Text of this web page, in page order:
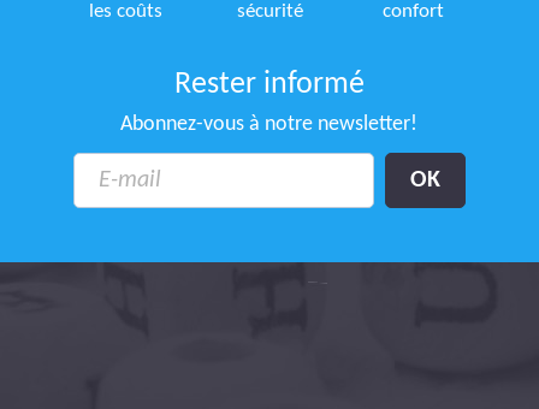
les coûts
sécurité
confort
Rester informé
Abonnez-vous à notre newsletter!